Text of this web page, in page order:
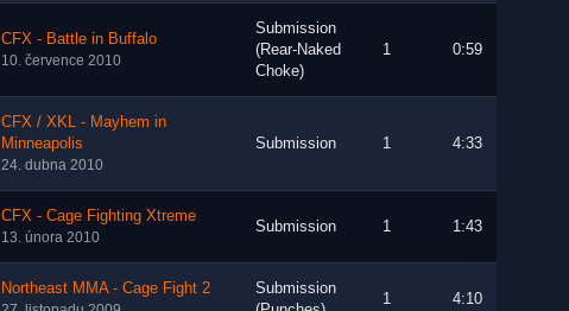
CFX - Battle in Buffalo
10. července 2010
Submission
(Rear-Naked
Choke)
1 0:59
CFX / XKL - Mayhem in
Minneapolis
24. dubna 2010
Submission 1 4:33
CFX - Cage Fighting Xtreme
13. února 2010
Submission 1 1:43
Northeast MMA - Cage Fight 2
Submission
1 4:10